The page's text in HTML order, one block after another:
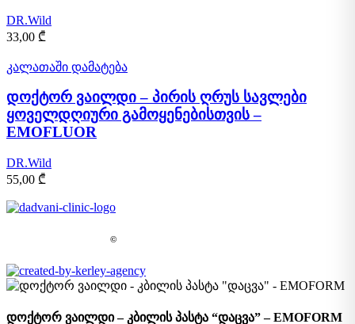
DR.Wild
33,00 ₾
კალათაში დამატება
დოქტორ ვაილდი – პირის ღრუს სავლები
ყოველდღიური გამოყენებისთვის –
EMOFLUOR
DR.Wild
55,00 ₾
©
დოქტორ ვაილდი – კბილის პასტა “დაცვა” – EMOFORM